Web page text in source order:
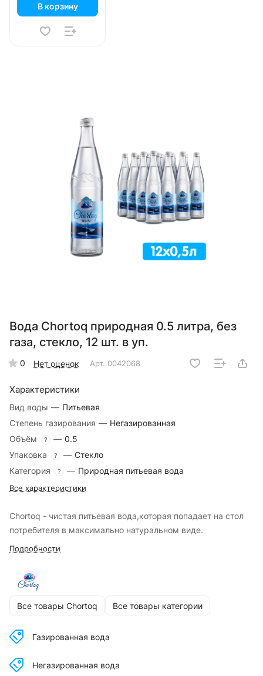
В корзину
Вода Chortoq природная 0.5 литра, без
газа, стекло, 12 шт. в уп.
0 Нет оценок Арт. 0042068
Характеристики
Вид воды — Питьевая
Степень газирования — Негазированная
Объём
? — 0.5
Упаковка
? — Стекло
Категория
? — Природная питьевая вода
Все характеристики
Chortoq - чистая питьевая вода,которая попадает на стол
потребителя в максимально натуральном виде.
Подробности
Все товары Chortoq Все товары категории
Газированная вода
Негазированная вода